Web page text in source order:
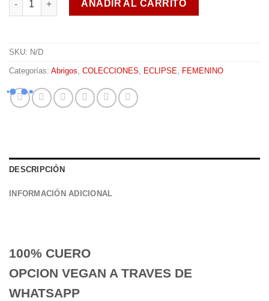
AÑADIR AL CARRITO
SKU: N/D
Categorías: Abrigos, COLECCIONES, ECLIPSE, FEMENINO
DESCRIPCIÓN
INFORMACIÓN ADICIONAL
100% CUERO
OPCION VEGAN A TRAVES DE
WHATSAPP